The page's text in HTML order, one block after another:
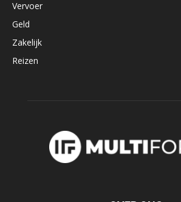
Vervoer
Geld
Zakelijk
Reizen